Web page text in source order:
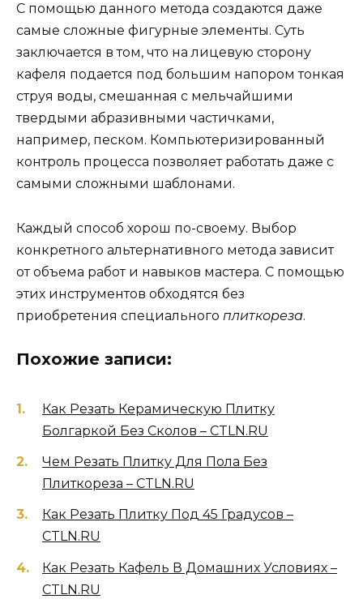
С помощью данного метода создаются даже
самые сложные фигурные элементы. Суть
заключается в том, что на лицевую сторону
кафеля подается под большим напором тонкая
струя воды, смешанная с мельчайшими
твердыми абразивными частичками,
например, песком. Компьютеризированный
контроль процесса позволяет работать даже с
самыми сложными шаблонами.
Каждый способ хорош по-своему. Выбор
конкретного альтернативного метода зависит
от объема работ и навыков мастера. С помощью
этих инструментов обходятся без
приобретения специального плиткореза.
Похожие записи:
Как Резать Керамическую Плитку
Болгаркой Без Сколов – CTLN.RU
Чем Резать Плитку Для Пола Без
Плиткореза – CTLN.RU
Как Резать Плитку Под 45 Градусов –
CTLN.RU
Как Резать Кафель В Домашних Условиях –
CTLN.RU